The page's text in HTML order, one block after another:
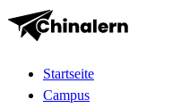
Startseite
Campus